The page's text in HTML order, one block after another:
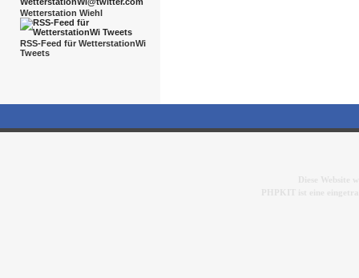
Wetterstation Wiehl
RSS-Feed für WetterstationWi
Tweets